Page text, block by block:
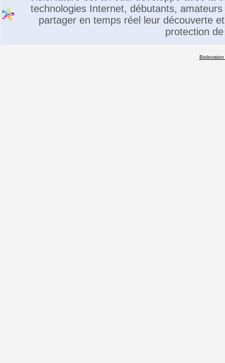
technologies Internet, débutants,
partager en temps réel leur découverte
protection
Biolovision